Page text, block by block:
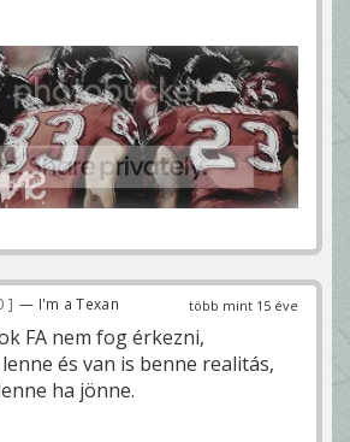
több mint 15 éve
— I'm a Texan
FA nem fog érkezni,
és van is benne realitás,
ha jönne.